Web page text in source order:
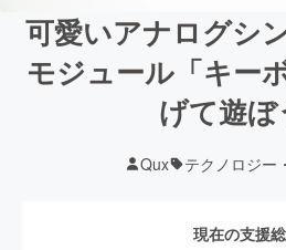
可愛いアナログシ
モジュール「キー
げて遊ぼ
Qux テクノロジー
現在の支援